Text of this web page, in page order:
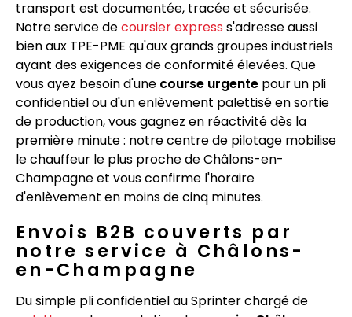
transport est documentée, tracée et sécurisée.
Notre service decoursier express s'adresse aussi
bien aux TPE-PME qu'aux grands groupes industriels
ayant des exigences de conformité élevées. Que
vous ayez besoin d'une course urgente pour un pli
confidentiel ou d'un enlèvement palettisé en sortie
de production, vous gagnez en réactivité dès la
première minute : notre centre de pilotage mobilise
le chauffeur le plus proche de Châlons-en-
Champagne et vous confirme l'horaire
d'enlèvement en moins de cinq minutes.
Envois B2B couverts par
notre service à Châlons-
en-Champagne
Du simple pli confidentiel au Sprinter chargé de